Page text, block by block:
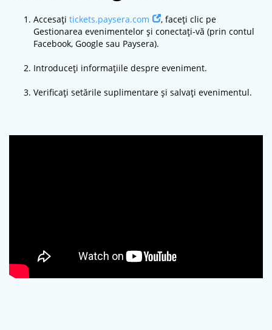
Accesați tickets.paysera.com
, faceți clic pe
Gestionarea evenimentelor și conectați-vă (prin contul
Facebook, Google sau Paysera).
Introduceți informațiile despre eveniment.
Verificați setările suplimentare și salvați evenimentul.